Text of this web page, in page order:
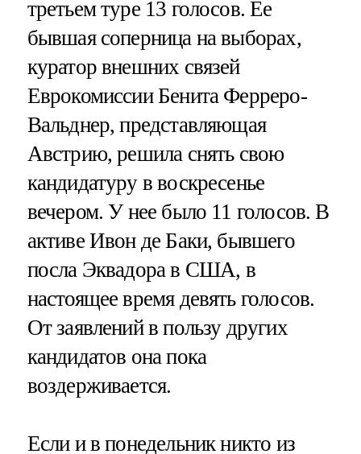
третьем туре 13 голосов. Ее
бывшая соперница на выборах,
куратор внешних связей
Еврокомиссии Бенита Ферреро-
Вальднер, представляющая
Австрию, решила снять свою
кандидатуру в воскресенье
вечером. У нее было 11 голосов. В
активе Ивон де Баки, бывшего
посла Эквадора в США, в
настоящее время девять голосов.
От заявлений в пользу других
кандидатов она пока
воздерживается.
Если и в понедельник никто из